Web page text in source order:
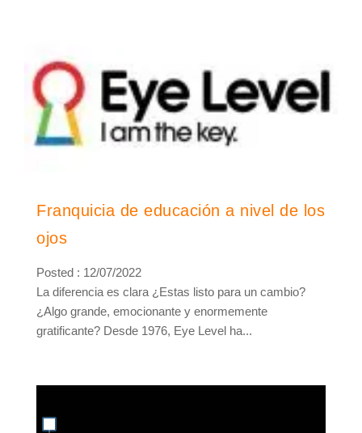
Franquicia de educación a nivel de los
ojos
Posted : 12/07/2022
La diferencia es clara ¿Estas listo para un cambio?
¿Algo grande, emocionante y enormemente
gratificante? Desde 1976, Eye Level ha...